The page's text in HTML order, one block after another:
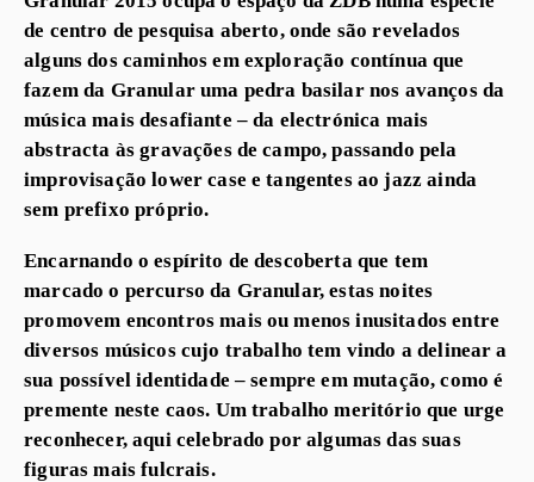
de centro de pesquisa aberto, onde são revelados
alguns dos caminhos em exploração contínua que
fazem da Granular uma pedra basilar nos avanços da
música mais desafiante – da electrónica mais
abstracta às gravações de campo, passando pela
improvisação lower case e tangentes ao jazz ainda
sem prefixo próprio.
Encarnando o espírito de descoberta que tem
marcado o percurso da Granular, estas noites
promovem encontros mais ou menos inusitados entre
diversos músicos cujo trabalho tem vindo a delinear a
sua possível identidade – sempre em mutação, como é
premente neste caos. Um trabalho meritório que urge
reconhecer, aqui celebrado por algumas das suas
figuras mais fulcrais.